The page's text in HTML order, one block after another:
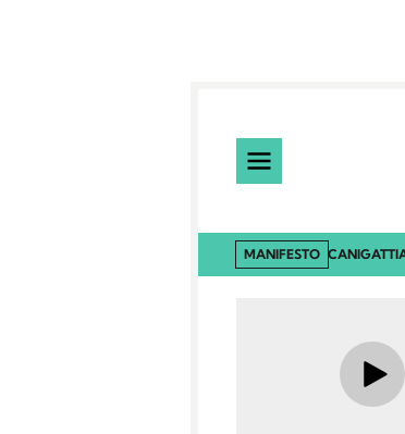
MANIFESTO CANIGATTI